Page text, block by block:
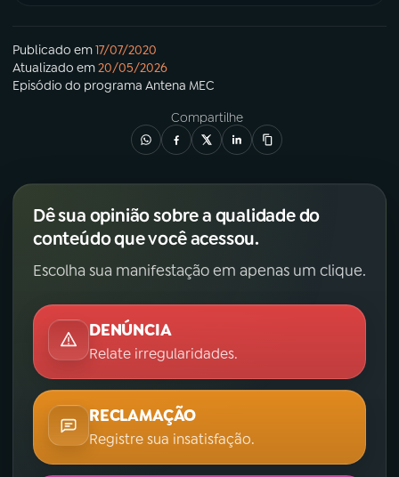
Publicado em17/07/2020
Atualizado em20/05/2026
Episódio do programa Antena MEC
Compartilhe
Dê sua opinião sobre a qualidade do
conteúdo que você acessou.
Escolha sua manifestação em apenas um clique.
DENÚNCIA
Relate irregularidades.
RECLAMAÇÃO
Registre sua insatisfação.